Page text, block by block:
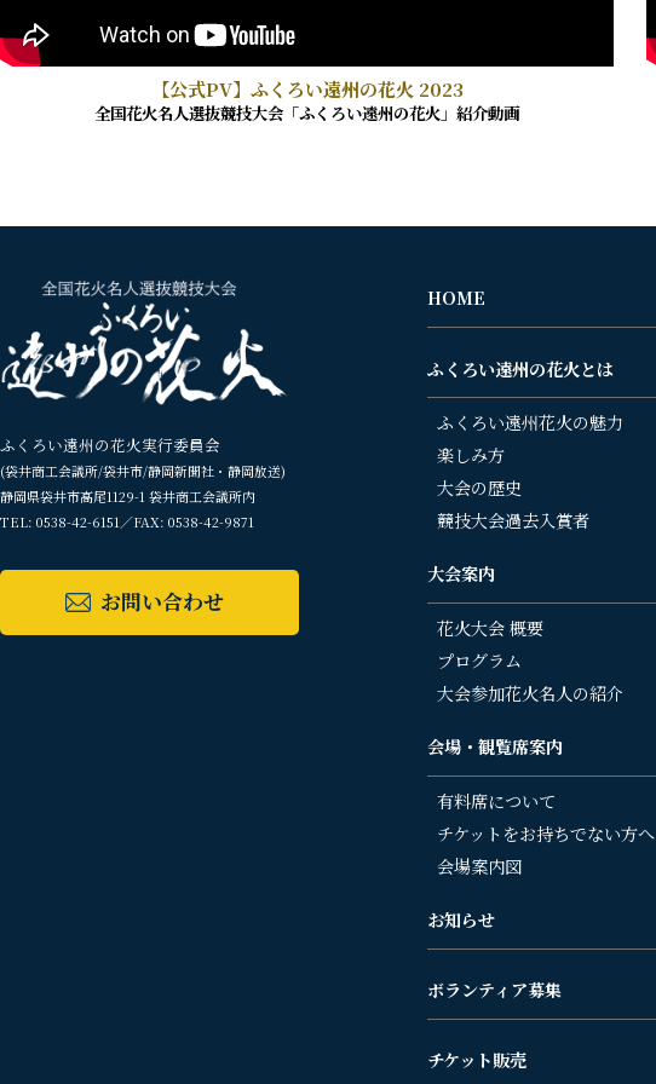
【公式PV】ふくろい遠州の花火 2023
全国花火名人選抜競技大会「ふくろい遠州の花火」紹介動画
ふくろい遠州の花火実行委員会
(袋井商工会議所/袋井市/静岡新聞社・静岡放送)
静岡県袋井市高尾1129-1 袋井商工会議所内
TEL: 0538-42-6151／FAX: 0538-42-9871
お問い合わせ
HOME
ふくろい遠州の花火とは
ふくろい遠州花火の魅力
楽しみ方
大会の歴史
競技大会過去入賞者
大会案内
花火大会 概要
プログラム
大会参加花火名人の紹介
会場・観覧席案内
有料席について
チケットをお持ちでない方へ
会場案内図
お知らせ
ボランティア募集
チケット販売